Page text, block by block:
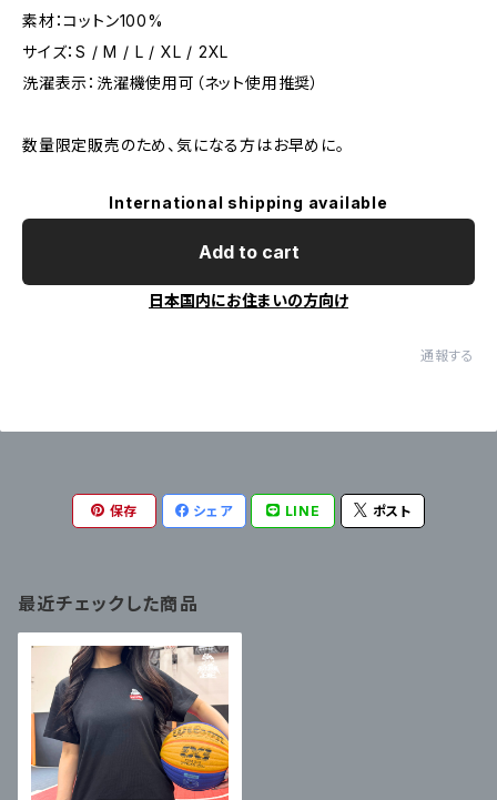
素材：コットン100%
サイズ：S / M / L / XL / 2XL
洗濯表示：洗濯機使用可（ネット使用推奨）
数量限定販売のため、気になる方はお早めに。
International shipping available
Add to cart
日本国内にお住まいの方向け
通報する
保存 シェア LINE ポスト
最近チェックした商品